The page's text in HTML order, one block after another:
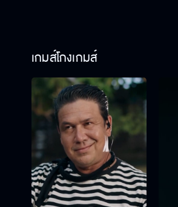
เกมส์โกงเกมส์